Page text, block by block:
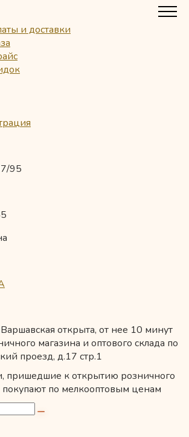
и доставки
95
открыта, от нее 10 минут
магазина и оптового склада по
проезд, д.17 стр.1
пришедшие к открытию розничного
покупают по мелкооптовым ценам